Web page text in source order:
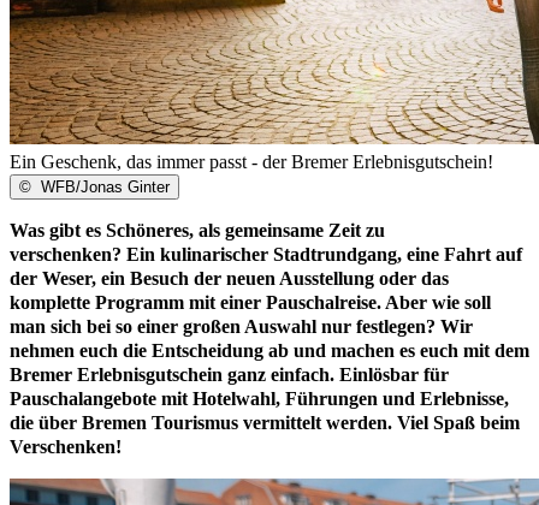
Ein Geschenk, das immer passt - der Bremer Erlebnisgutschein!
© WFB/Jonas Ginter
Was gibt es Schöneres, als gemeinsame Zeit zu
verschenken? Ein kulinarischer Stadtrundgang, eine Fahrt auf
der Weser, ein Besuch der neuen Ausstellung oder das
komplette Programm mit einer Pauschalreise. Aber wie soll
man sich bei so einer großen Auswahl nur festlegen? Wir
nehmen euch die Entscheidung ab und machen es euch mit dem
Bremer Erlebnisgutschein ganz einfach. Einlösbar für
Pauschalangebote mit Hotelwahl, Führungen und Erlebnisse,
die über Bremen Tourismus vermittelt werden. Viel Spaß beim
Verschenken!